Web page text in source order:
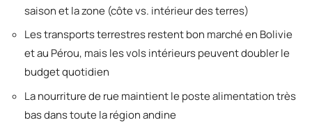
saison et la zone (côte vs. intérieur des terres)
Les transports terrestres restent bon marché en Bolivie
et au Pérou, mais les vols intérieurs peuvent doubler le
budget quotidien
La nourriture de rue maintient le poste alimentation très
bas dans toute la région andine